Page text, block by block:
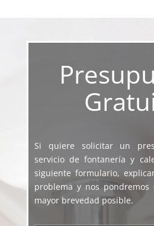
Si quiere solicitar un
servicio de fontanería y
siguiente formulario,
problema y nos
mayor brevedad posible.